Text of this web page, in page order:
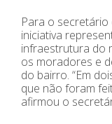
Para o secretário
iniciativa
infraestrutura do
os moradores e
do bairro. “Em
que não foram
afirmou o